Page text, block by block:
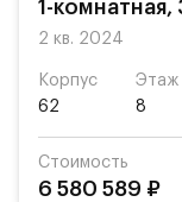
Для
Территория
осуществляется
1-комнатная,
2 кв. 2024
Корпус
62
Этаж
8
Стоимость
6 580 589 ₽